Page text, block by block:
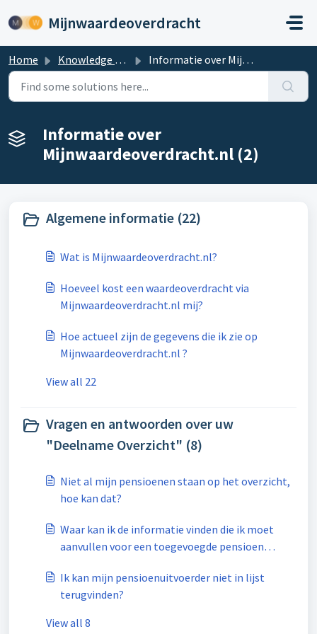
Mijnwaardeoverdracht
Home Knowledge base Informatie over Mijnwaardeoverdracht.nl
Informatie over
Mijnwaardeoverdracht.nl (2)
Algemene informatie (22)
Wat is Mijnwaardeoverdracht.nl?
Hoeveel kost een waardeoverdracht via
Mijnwaardeoverdracht.nl mij?
Hoe actueel zijn de gegevens die ik zie op
Mijnwaardeoverdracht.nl ?
View all 22
Vragen en antwoorden over uw
"Deelname Overzicht" (8)
Niet al mijn pensioenen staan op het overzicht,
hoe kan dat?
Waar kan ik de informatie vinden die ik moet
aanvullen voor een toegevoegde pensioen
Ik kan mijn pensioenuitvoerder niet in lijst
terugvinden?
View all 8